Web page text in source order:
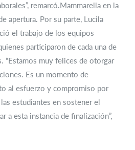
remarcó.Mammarella en la
apertura. Por su parte, Lucila
el trabajo de los equipos
participaron de cada una de
“Estamos muy felices de otorgar
Es un momento de
al esfuerzo y compromiso por
estudiantes en sostener el
a esta instancia de finalización”,